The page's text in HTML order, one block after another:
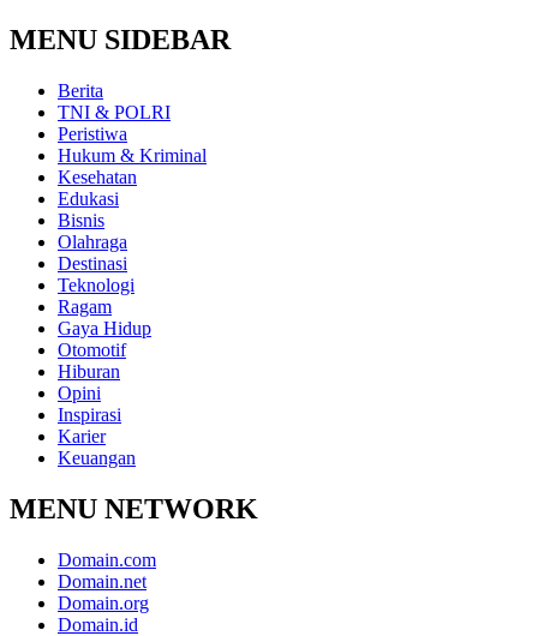
MENU SIDEBAR
Berita
TNI & POLRI
Peristiwa
Hukum & Kriminal
Kesehatan
Edukasi
Bisnis
Olahraga
Destinasi
Teknologi
Ragam
Gaya Hidup
Otomotif
Hiburan
Opini
Inspirasi
Karier
Keuangan
MENU NETWORK
Domain.com
Domain.net
Domain.org
Domain.id